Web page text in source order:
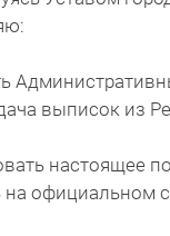
выписок из
настоящее
на официальном